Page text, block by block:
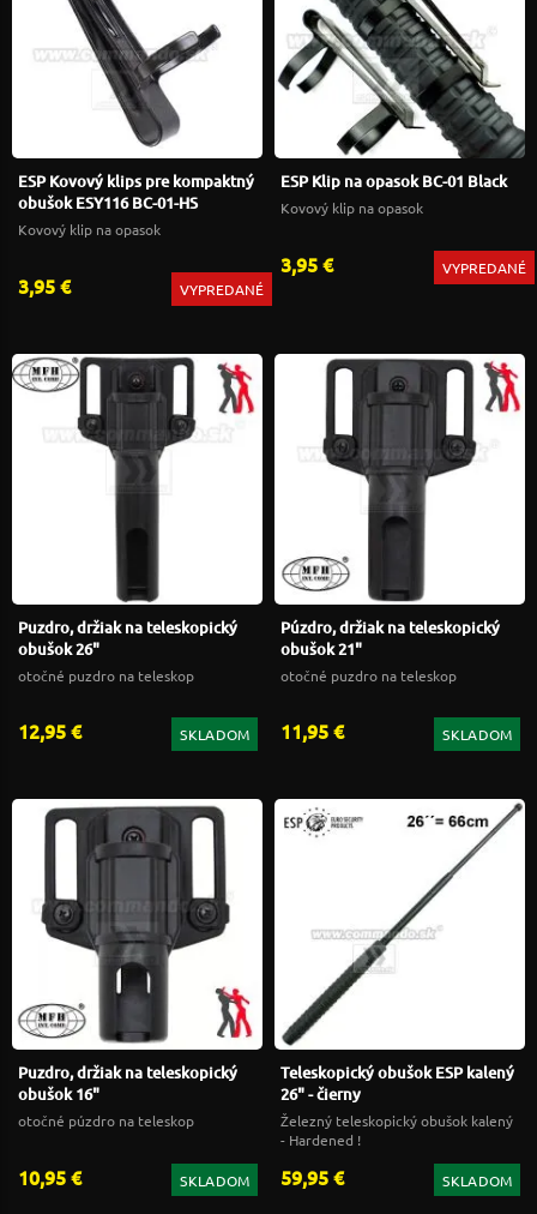
ESP Kovový klips pre kompaktný
obušok ESY116 BC-01-HS
Kovový klip na opasok
3,95 € VYPREDANÉ
ESP Klip na opasok BC-01 Black
Kovový klip na opasok
3,95 € VYPREDANÉ
Puzdro, držiak na teleskopický
obušok 26"
otočné puzdro na teleskop
12,95 € SKLADOM
Púzdro, držiak na teleskopický
obušok 21"
otočné puzdro na teleskop
11,95 € SKLADOM
Puzdro, držiak na teleskopický
obušok 16"
otočné púzdro na teleskop
10,95 € SKLADOM
Teleskopický obušok ESP kalený
26" - čierny
Železný teleskopický obušok kalený
- Hardened !
59,95 € SKLADOM